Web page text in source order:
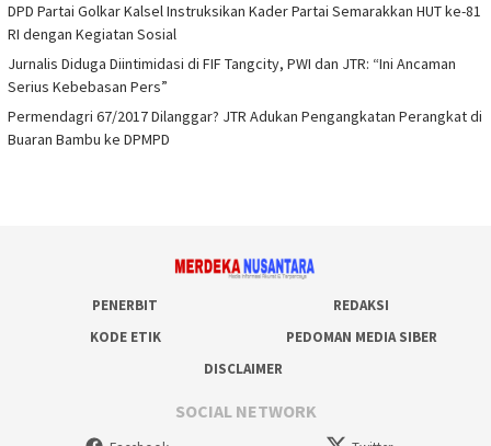
DPD Partai Golkar Kalsel Instruksikan Kader Partai Semarakkan HUT ke-81
RI dengan Kegiatan Sosial
Jurnalis Diduga Diintimidasi di FIF Tangcity, PWI dan JTR: “Ini Ancaman
Serius Kebebasan Pers”
Permendagri 67/2017 Dilanggar? JTR Adukan Pengangkatan Perangkat di
Buaran Bambu ke DPMPD
PENERBIT
REDAKSI
KODE ETIK
PEDOMAN MEDIA SIBER
DISCLAIMER
SOCIAL NETWORK